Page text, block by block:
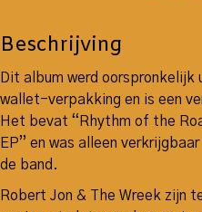
Beschrijving
Dit album werd
wallet-verpakking en is een
Het bevat “Rhythm of the
EP” en was alleen
de band.
Robert Jon & The Wreek zijn